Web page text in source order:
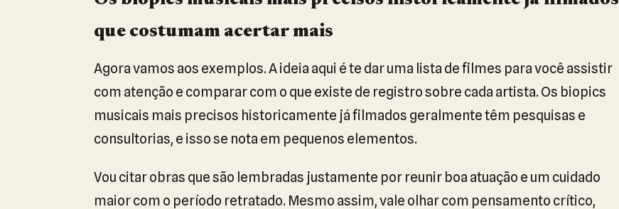
que costumam acertar mais
Agora vamos aos exemplos. A ideia aqui é te dar uma lista de filmes para você assistir
com atenção e comparar com o que existe de registro sobre cada artista. Os biopics
musicais mais precisos historicamente já filmados geralmente têm pesquisas e
consultorias, e isso se nota em pequenos elementos.
Vou citar obras que são lembradas justamente por reunir boa atuação e um cuidado
maior com o período retratado. Mesmo assim, vale olhar com pensamento crítico,